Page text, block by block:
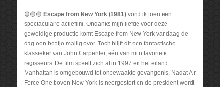
🟡🟡🟡 Escape from New York (1981)vond ik toen een
spectaculaire actiefilm. Ondanks mijn liefde voor deze
geweldige productie komt Escape from New York vandaag de
dag een beetje mallig over. Toch blijft dit een fantastische
klassieker van John Carpenter, één van mijn favoriete
regisseurs. De film speelt zich af in 1997 en het eiland
Manhattan is omgebouwd tot onbewaakte gevangenis. Nadat Air
Force One boven New York is neergestort en de president wordt